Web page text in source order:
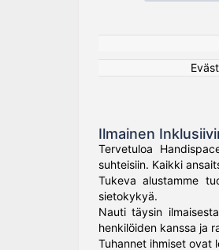
Ilmainen
Tervetuloa
suhteisiin. Kaikki
Tukeva alustamme
sietokykyä.
Nauti täysin
henkilöiden kanssa ja
Tuhannet ihmiset ovat